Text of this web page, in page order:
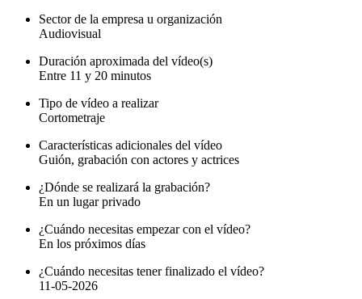
Sector de la empresa u organización
Audiovisual
Duración aproximada del vídeo(s)
Entre 11 y 20 minutos
Tipo de vídeo a realizar
Cortometraje
Características adicionales del vídeo
Guión, grabación con actores y actrices
¿Dónde se realizará la grabación?
En un lugar privado
¿Cuándo necesitas empezar con el vídeo?
En los próximos días
¿Cuándo necesitas tener finalizado el vídeo?
11-05-2026